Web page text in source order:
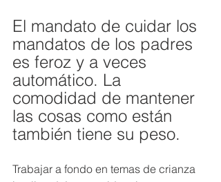
El mandato de cuidar los
mandatos de los padres
es feroz y a veces
automático. La
comodidad de mantener
las cosas como están
también tiene su peso.
Trabajar a fondo en temas de crianza